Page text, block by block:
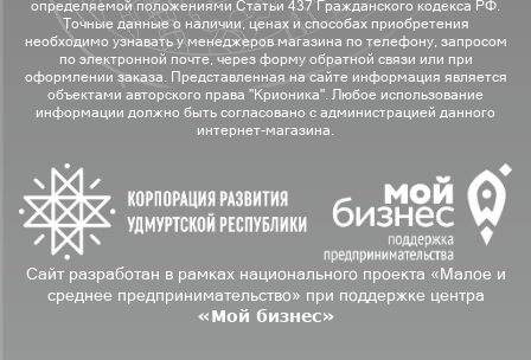
определяемой положениями Статьи 437 Гражданского кодекса РФ.
Точные данные о наличии, ценах и способах приобретения
необходимо узнавать у менеджеров магазина по телефону, запросом
по электронной почте, через форму обратной связи или при
оформлении заказа. Представленная на сайте информация является
объектами авторского права "Крионика". Любое использование
информации должно быть согласовано с администрацией данного
интернет-магазина.
Сайт разработан в рамках национального проекта «Малое и
среднее предпринимательство» при поддержке центра
«Мой бизнес»